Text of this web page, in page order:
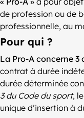
de profession ou de
professionnelle, au
Pour qui ?
La Pro-A concerne 3
contrat à durée
durée déterminée
3 du Code du sport,
unique d’insertion à